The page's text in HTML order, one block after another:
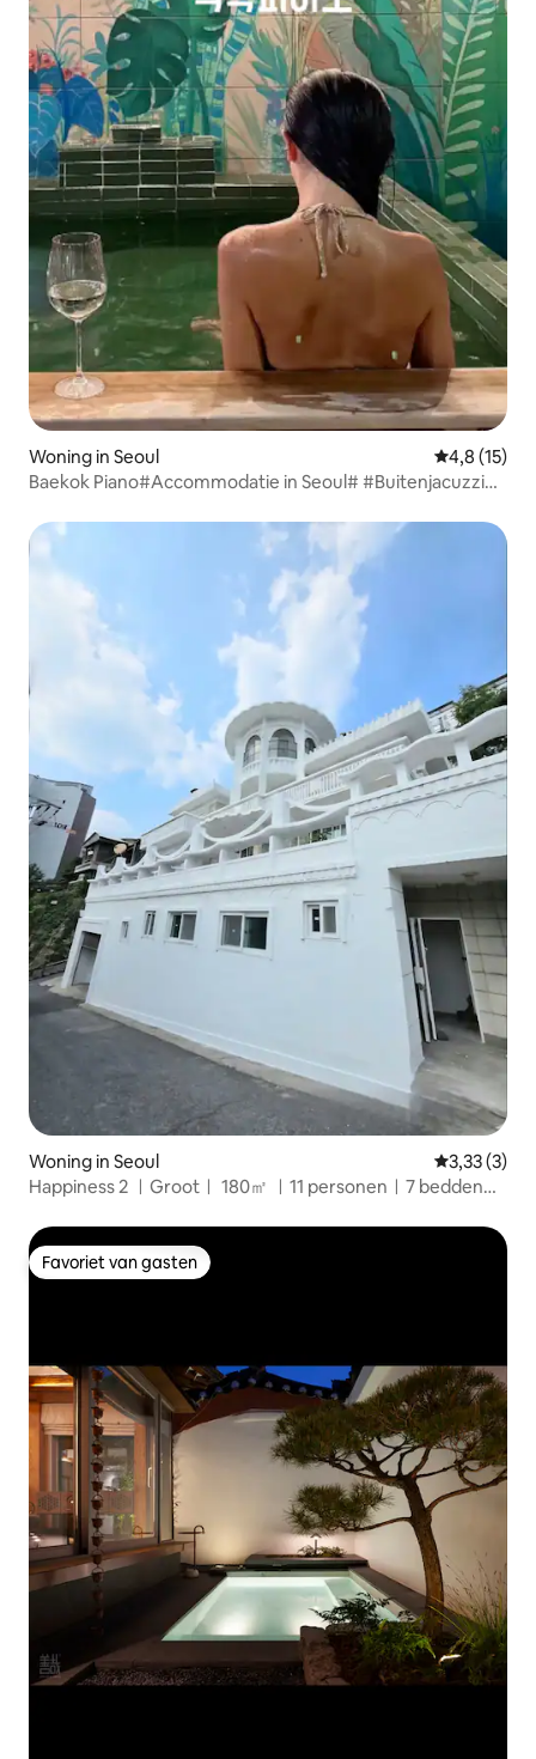
Woning in Seoul
4,8 (15)
Baekok Piano#Accommodatie in Seoul# #Buitenjacuzzi#
Woning in Seoul
3,33 (3)
Happiness 2 ㅣGrootㅣ 180㎡ ㅣ11 personenㅣ7 beddenㅣ
Favoriet van gasten
Favoriet van gasten